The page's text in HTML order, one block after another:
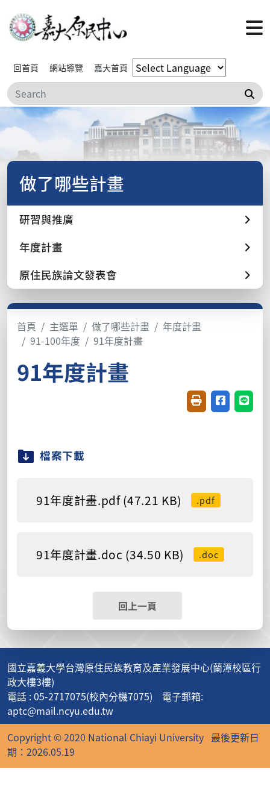
回首頁 網站導覽 嘉大首頁
搜
做了哪些計畫
研習與推廣
年度計畫
原住民族論文發表會
首頁 主選單 做了哪些計畫
年度計畫
91-100年度
91年度計畫
91年度計畫
友善列印(開新視
分享至臉書
分享
檔案下載
91年度計畫.pdf (47.21 KB) .pdf
91年度計畫.doc (34.50 KB) .doc
回上一頁
國立嘉義大學台灣原住民族教育及產業發展中心(蘭潭校區行
政大樓3樓)
電話 : 05-2717075(校內分機7075) 電子郵箱:
aptc@mail.ncyu.edu.tw
Copyright © 2020 National Chiayi University 最後更新日
期：2026.05.19